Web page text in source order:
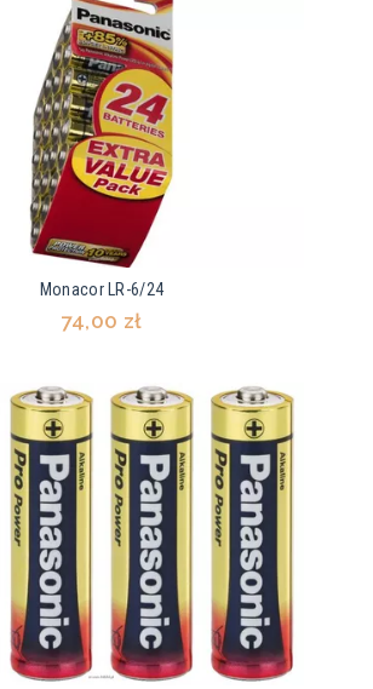
Monacor LR-6/24
74,00 zł